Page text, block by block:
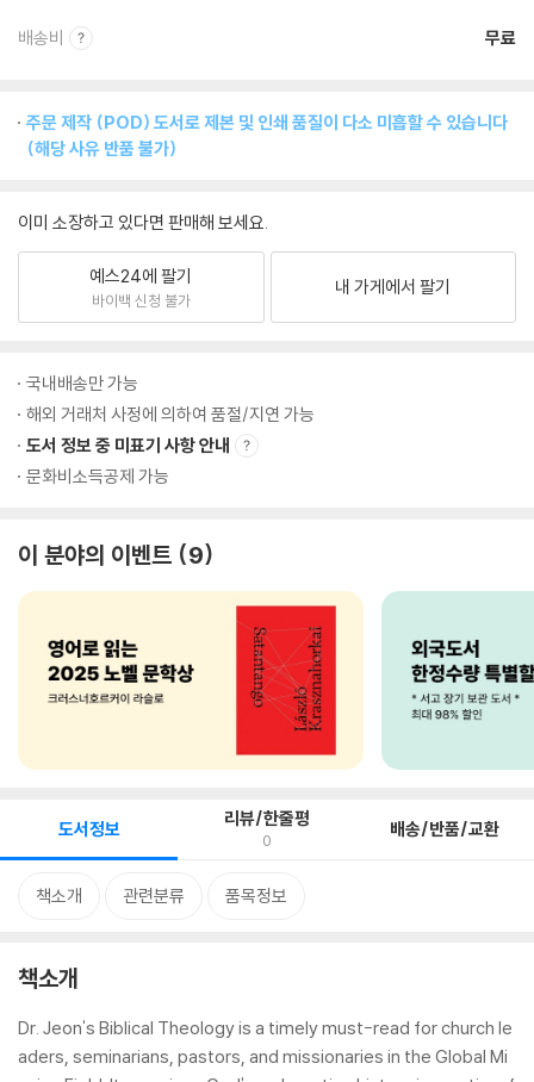
배송비 무료
주문 제작 (POD) 도서로 제본 및 인쇄 품질이 다소 미흡할 수 있습니다
(해당 사유 반품 불가)
이미 소장하고 있다면 판매해 보세요.
예스24에 팔기
바이백 신청 불가
내 가게에서 팔기
국내배송만 가능
해외 거래처 사정에 의하여 품절/지연 가능
도서 정보 중 미표기 사항 안내
문화비소득공제 가능
이 분야의 이벤트 9
도서정보 리뷰/한줄평
0 배송/반품/교환
책소개 관련분류 품목정보
책소개
Dr. Jeon's Biblical Theology is a timely must-read for church le
aders, seminarians, pastors, and missionaries in the Global Mi